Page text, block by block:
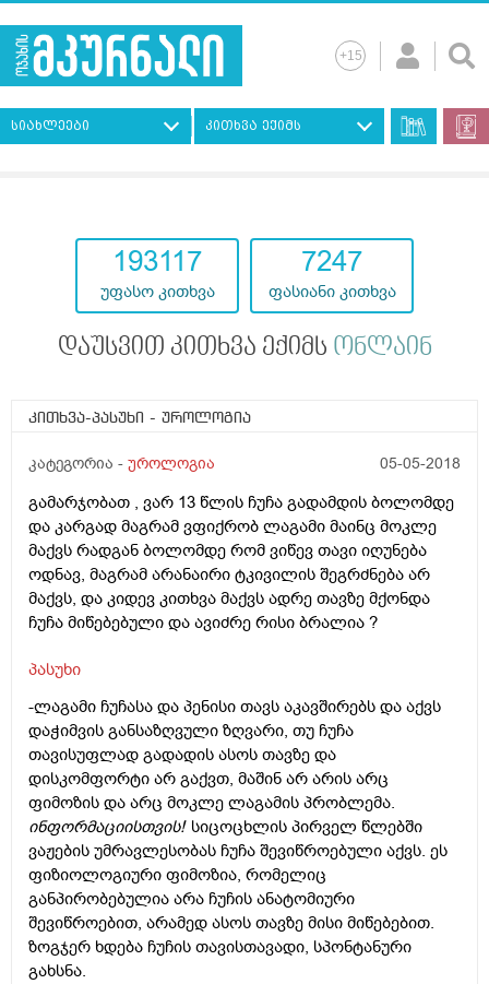
სიახლეები კითხვა ექიმს
193117
უფასო კითხვა
7247
ფასიანი კითხვა
დაუსვით კითხვა ექიმს ონლაინ
კითხვა-პასუხი - უროლოგია
კატეგორია - უროლოგია 05-05-2018
გამარჯობათ , ვარ 13 წლის ჩუჩა გადამდის ბოლომდე
და კარგად მაგრამ ვფიქრობ ლაგამი მაინც მოკლე
მაქვს რადგან ბოლომდე რომ ვიწევ თავი იღუნება
ოდნავ, მაგრამ არანაირი ტკივილის შეგრძნება არ
მაქვს, და კიდევ კითხვა მაქვს ადრე თავზე მქონდა
ჩუჩა მიწებებული და ავიძრე რისი ბრალია ?
პასუხი
-ლაგამი ჩუჩასა და პენისი თავს აკავშირებს და აქვს
დაჭიმვის განსაზღვული ზღვარი, თუ ჩუჩა
თავისუფლად გადადის ასოს თავზე და
დისკომფორტი არ გაქვთ, მაშინ არ არის არც
ფიმოზის და არც მოკლე ლაგამის პრობლემა.
ინფორმაციისთვის!სიცოცხლის პირველ წლებში
ვაჟების უმრავლესობას ჩუჩა შევიწროებული აქვს. ეს
ფიზიოლოგიური ფიმოზია, რომელიც
განპირობებულია არა ჩუჩის ანატომიური
შევიწროებით, არამედ ასოს თავზე მისი მიწებებით.
ზოგჯერ ხდება ჩუჩის თავისთავადი, სპონტანური
გახსნა.